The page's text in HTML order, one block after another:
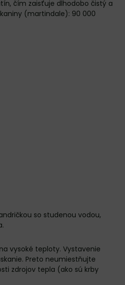
čím zaisťuje dlhodobo čistý a
(martindale): 90 000
so studenou vodou,
vysoké teploty. Vystavenie
Preto neumiestňujte
zdrojov tepla (ako sú krby